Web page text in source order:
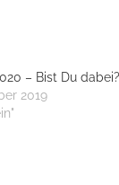
– Bist Du dabei?
2019